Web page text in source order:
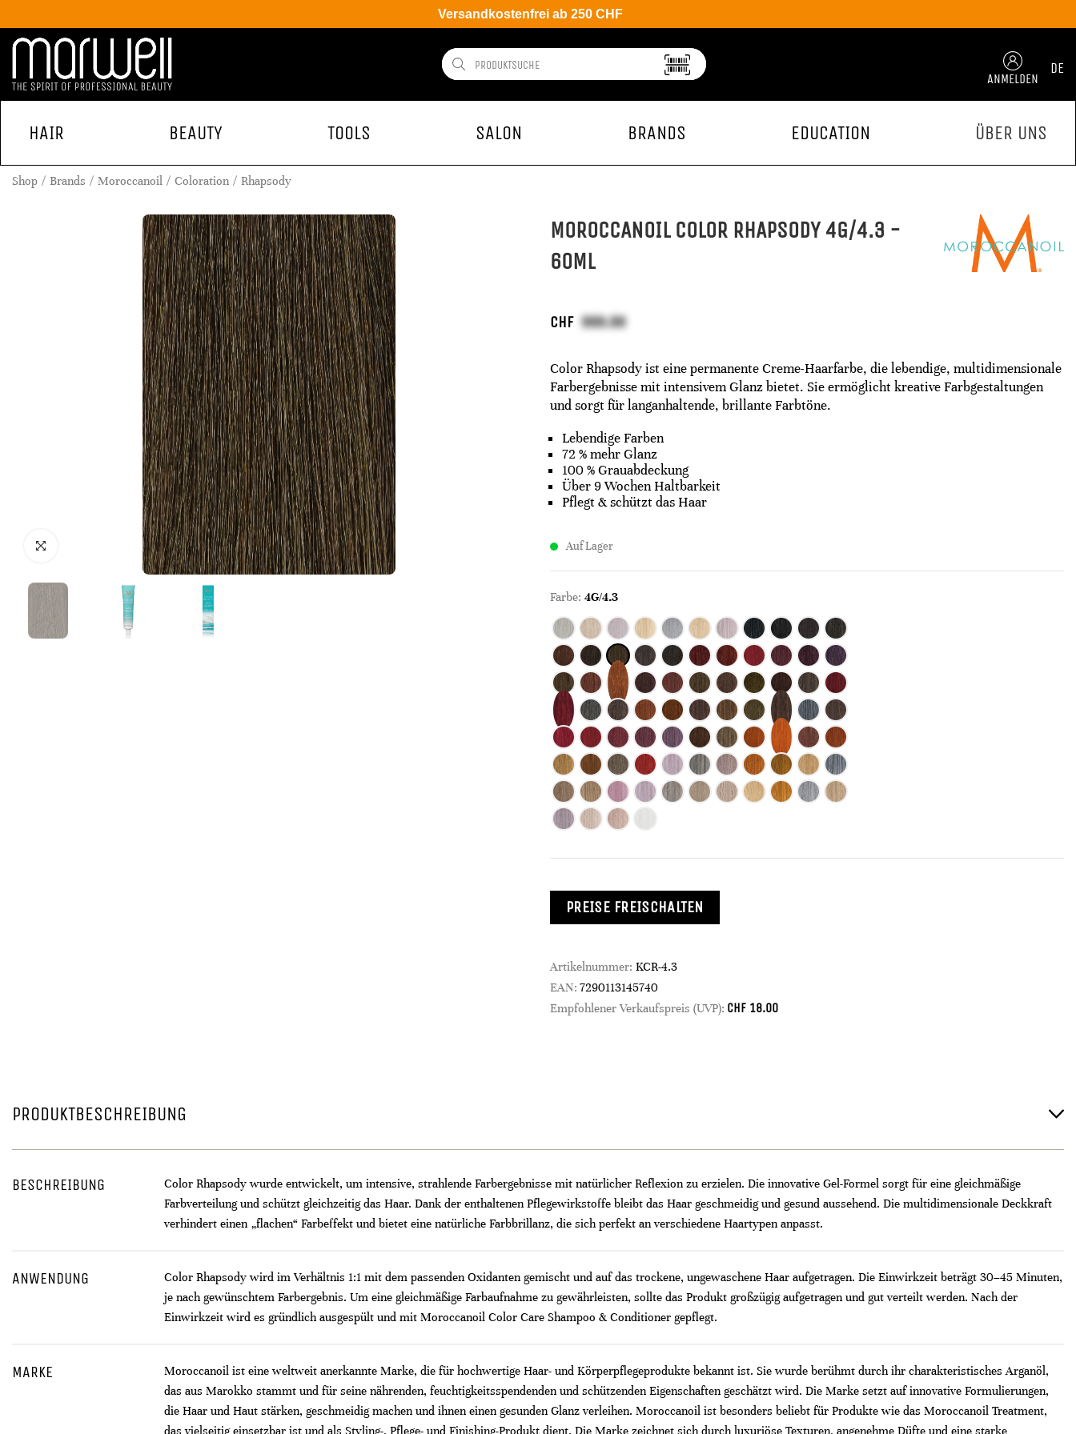
Versandkostenfrei ab 250 CHF
ANMELDEN
DE
HAIR BEAUTY TOOLS SALON BRANDS EDUCATION ÜBER UNS
Shop Brands Moroccanoil Coloration Rhapsody
MOROCCANOIL COLOR RHAPSODY 4G/4.3 -
60ML
CHF
Color Rhapsody ist eine permanente Creme-Haarfarbe, die lebendige, multidimensionale
Farbergebnisse mit intensivem Glanz bietet. Sie ermöglicht kreative Farbgestaltungen
und sorgt für langanhaltende, brillante Farbtöne.
Lebendige Farben
72 % mehr Glanz
100 % Grauabdeckung
Über 9 Wochen Haltbarkeit
Pflegt & schützt das Haar
Auf Lager
Farbe: 4G/4.3
PREISE FREISCHALTEN
Artikelnummer: KCR-4.3
EAN: 7290113145740
Empfohlener Verkaufspreis (UVP): CHF 18.00
PRODUKTBESCHREIBUNG
BESCHREIBUNG
Color Rhapsody wurde entwickelt, um intensive, strahlende Farbergebnisse mit natürlicher Reflexion zu erzielen. Die innovative Gel-Formel sorgt für eine gleichmäßige
Farbverteilung und schützt gleichzeitig das Haar. Dank der enthaltenen Pflegewirkstoffe bleibt das Haar geschmeidig und gesund aussehend. Die multidimensionale Deckkraft
verhindert einen „flachen“ Farbeffekt und bietet eine natürliche Farbbrillanz, die sich perfekt an verschiedene Haartypen anpasst.
ANWENDUNG
Color Rhapsody wird im Verhältnis 1:1 mit dem passenden Oxidanten gemischt und auf das trockene, ungewaschene Haar aufgetragen. Die Einwirkzeit beträgt 30–45 Minuten,
je nach gewünschtem Farbergebnis. Um eine gleichmäßige Farbaufnahme zu gewährleisten, sollte das Produkt großzügig aufgetragen und gut verteilt werden. Nach der
Einwirkzeit wird es gründlich ausgespült und mit Moroccanoil Color Care Shampoo & Conditioner gepflegt.
MARKE
Moroccanoil ist eine weltweit anerkannte Marke, die für hochwertige Haar- und Körperpflegeprodukte bekannt ist. Sie wurde berühmt durch ihr charakteristisches Arganöl,
das aus Marokko stammt und für seine nährenden, feuchtigkeitsspendenden und schützenden Eigenschaften geschätzt wird. Die Marke setzt auf innovative Formulierungen,
die Haar und Haut stärken, geschmeidig machen und ihnen einen gesunden Glanz verleihen. Moroccanoil ist besonders beliebt für Produkte wie das Moroccanoil Treatment,
das vielseitig einsetzbar ist und als Styling-, Pflege- und Finishing-Produkt dient. Die Marke zeichnet sich durch luxuriöse Texturen, angenehme Düfte und eine starke